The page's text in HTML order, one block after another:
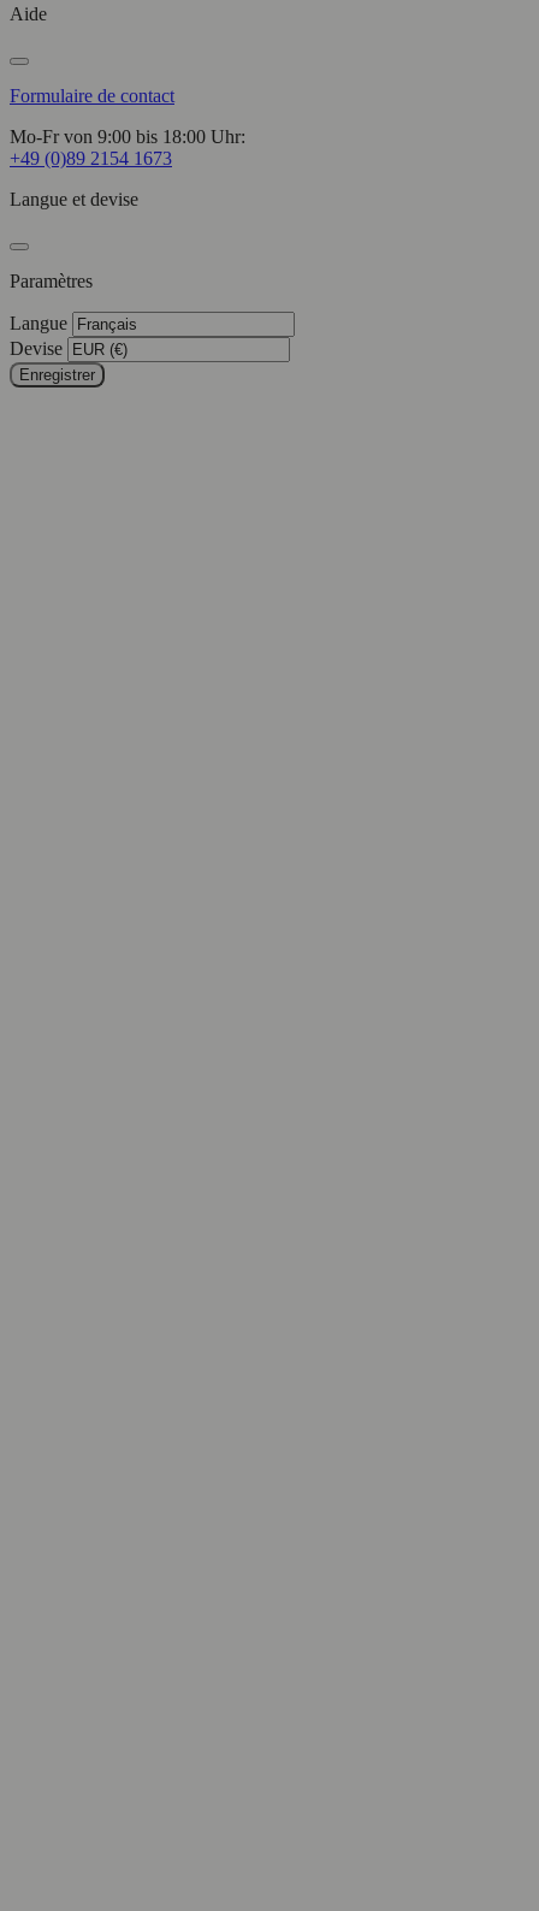
Aide
Formulaire de contact
Mo-Fr von 9:00 bis 18:00 Uhr:
+49 (0)89 2154 1673
Langue et devise
Paramètres
Langue
Devise
Enregistrer